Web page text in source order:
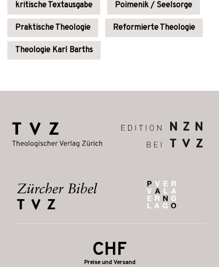
kritische Textausgabe Poimenik / Seelsorge
Praktische Theologie Reformierte Theologie
Theologie Karl Barths
CHF
Preise und Versand